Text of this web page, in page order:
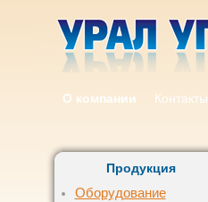
О компании Контакты
Продукция
Оборудование